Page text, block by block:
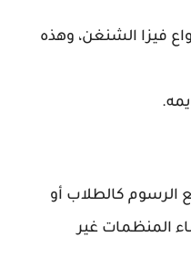
فيزا الشنغن، وهذه
الرسوم كالطلاب أو
المنظمات غير